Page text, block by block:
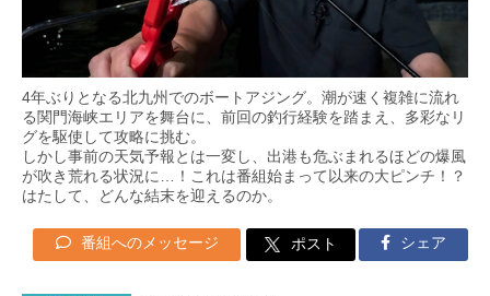
4年ぶりとなる北九州でのボートアジング。潮が速く複雑に流れ
る関門海峡エリアを舞台に、前回の釣行経験を踏まえ、多彩なリ
グを駆使して攻略に挑む。
しかし事前の天気予報とは一変し、出港も危ぶまれるほどの爆風
が吹き荒れる状況に…！これは番組始まって以来の大ピンチ！？
はたして、どんな結末を迎えるのか。
番組へのメッセージ ポスト シェア